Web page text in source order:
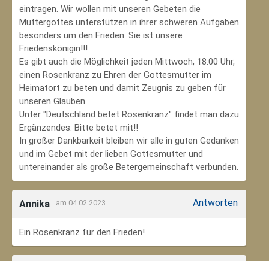
eintragen. Wir wollen mit unseren Gebeten die
Muttergottes unterstützen in ihrer schweren Aufgaben
besonders um den Frieden. Sie ist unsere
Friedenskönigin!!!
Es gibt auch die Möglichkeit jeden Mittwoch, 18.00 Uhr,
einen Rosenkranz zu Ehren der Gottesmutter im
Heimatort zu beten und damit Zeugnis zu geben für
unseren Glauben.
Unter "Deutschland betet Rosenkranz" findet man dazu
Ergänzendes. Bitte betet mit!!
In großer Dankbarkeit bleiben wir alle in guten Gedanken
und im Gebet mit der lieben Gottesmutter und
untereinander als große Betergemeinschaft verbunden.
Annika am 04.02.2023 Antworten
Ein Rosenkranz für den Frieden!